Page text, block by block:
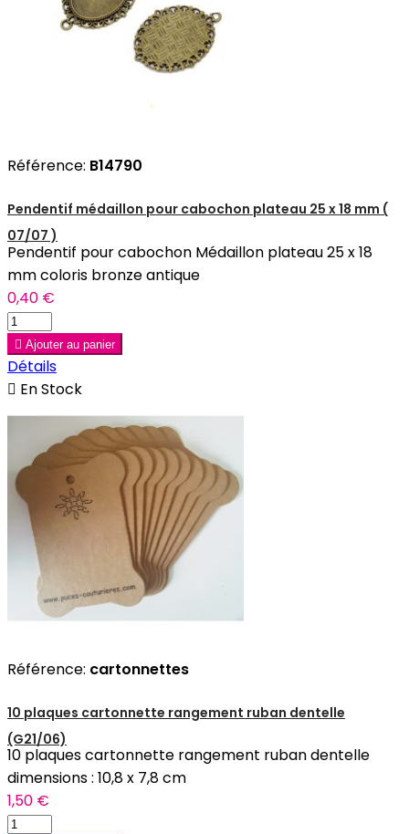
Référence: B14790
Pendentif médaillon pour cabochon plateau 25 x 18 mm (
07/07 )
Pendentif pour cabochon Médaillon plateau 25 x 18
mm coloris bronze antique
0,40 €
 Ajouter au panier
Détails
 En Stock
Référence: cartonnettes
10 plaques cartonnette rangement ruban dentelle
(G21/06)
10 plaques cartonnette rangement ruban dentelle
dimensions : 10,8 x 7,8 cm
1,50 €